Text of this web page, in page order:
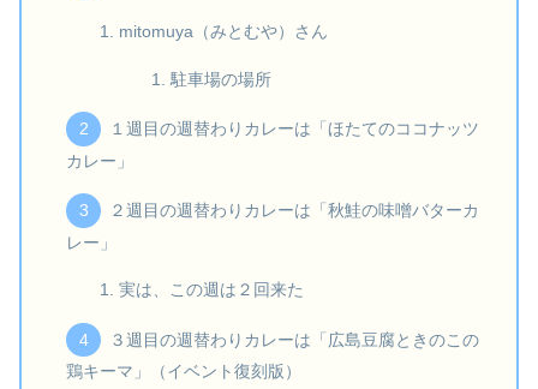
mitomuya（みとむや）さん
駐車場の場所
１週目の週替わりカレーは「ほたてのココナッツ
カレー」
２週目の週替わりカレーは「秋鮭の味噌バターカ
レー」
実は、この週は２回来た
３週目の週替わりカレーは「広島豆腐ときのこの
鶏キーマ」（イベント復刻版）